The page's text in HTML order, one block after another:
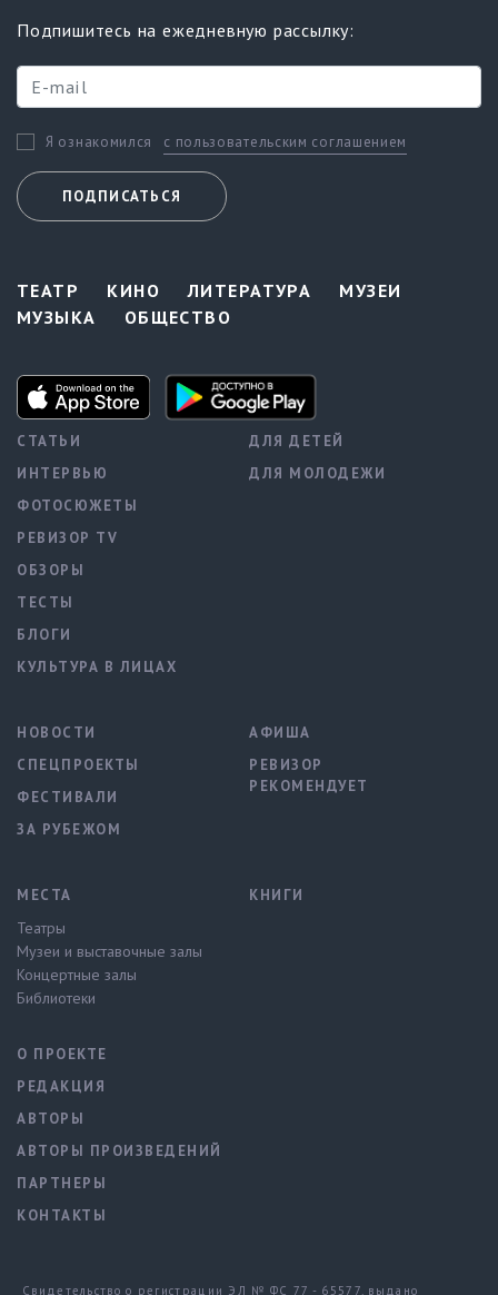
Подпишитесь на ежедневную рассылку:
Я ознакомился с пользовательским соглашением
ПОДПИСАТЬСЯ
ТЕАТР КИНО ЛИТЕРАТУРА
МУЗЕИ
МУЗЫКА
ОБЩЕСТВО
СТАТЬИ
ИНТЕРВЬЮ
ФОТОСЮЖЕТЫ
РЕВИЗОР TV
ОБЗОРЫ
ТЕСТЫ
БЛОГИ
КУЛЬТУРА В ЛИЦАХ
ДЛЯ ДЕТЕЙ
ДЛЯ МОЛОДЕЖИ
НОВОСТИ
СПЕЦПРОЕКТЫ
ФЕСТИВАЛИ
ЗА РУБЕЖОМ
АФИША
РЕВИЗОР
РЕКОМЕНДУЕТ
МЕСТА
Театры
Музеи и выставочные залы
Концертные залы
Библиотеки
КНИГИ
О ПРОЕКТЕ
РЕДАКЦИЯ
АВТОРЫ
АВТОРЫ ПРОИЗВЕДЕНИЙ
ПАРТНЕРЫ
КОНТАКТЫ
Свидетельство о регистрации ЭЛ № ФС 77 - 65577, выдано